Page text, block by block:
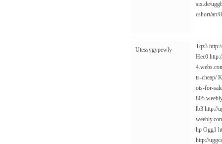
six.de/
cshort/art/
Utessygypewly Tqz3
Hec0
ts-cheap/
ots-for-
lb3 http://
hp Ogg1
http://